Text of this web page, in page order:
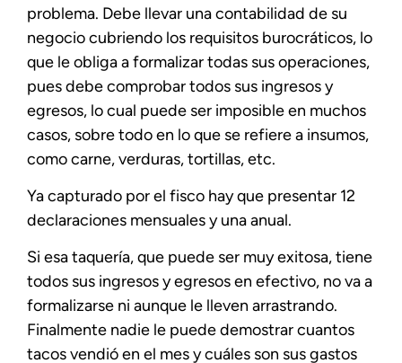
problema. Debe llevar una contabilidad de su
negocio cubriendo los requisitos burocráticos, lo
que le obliga a formalizar todas sus operaciones,
pues debe comprobar todos sus ingresos y
egresos, lo cual puede ser imposible en muchos
casos, sobre todo en lo que se refiere a insumos,
como carne, verduras, tortillas, etc.
Ya capturado por el fisco hay que presentar 12
declaraciones mensuales y una anual.
Si esa taquería, que puede ser muy exitosa, tiene
todos sus ingresos y egresos en efectivo, no va a
formalizarse ni aunque le lleven arrastrando.
Finalmente nadie le puede demostrar cuantos
tacos vendió en el mes y cuáles son sus gastos